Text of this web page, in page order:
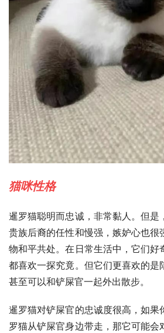
猫咪性格
暹罗猫聪明而忠诚，非常黏人。但是
贵族后裔的任性和慢强，嫉妒心也很
物和平共处。在日常生活中，它们好
都喜欢一探究竟。但它们更喜欢的是
甚至可以和铲屎官一起外出散步。
暹罗猫对铲屎官的忠诚度很高，如果
罗猫从铲屎官身边带走，那它可能会